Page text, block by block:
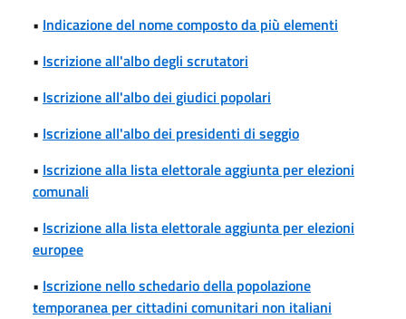
• Indicazione del nome composto da più elementi
• Iscrizione all'albo degli scrutatori
• Iscrizione all'albo dei giudici popolari
• Iscrizione all'albo dei presidenti di seggio
• Iscrizione alla lista elettorale aggiunta per elezioni
comunali
• Iscrizione alla lista elettorale aggiunta per elezioni
europee
• Iscrizione nello schedario della popolazione
temporanea per cittadini comunitari non italiani